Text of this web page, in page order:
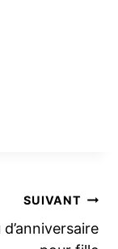
SUIVANT